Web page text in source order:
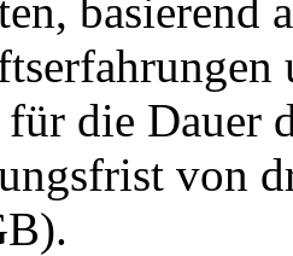
basierend
die Dauer
von